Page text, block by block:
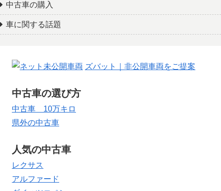
中古車の購入
車に関する話題
ズバット｜非公開車両をご提案
中古車の選び方
中古車 10万キロ
県外の中古車
人気の中古車
レクサス
アルファード